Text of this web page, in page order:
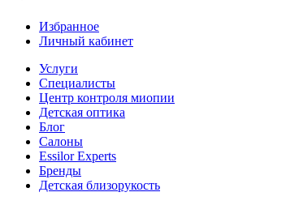
Избранное
Личный кабинет
Услуги
Специалисты
Центр контроля миопии
Детская оптика
Блог
Салоны
Essilor Experts
Бренды
Детская близорукость